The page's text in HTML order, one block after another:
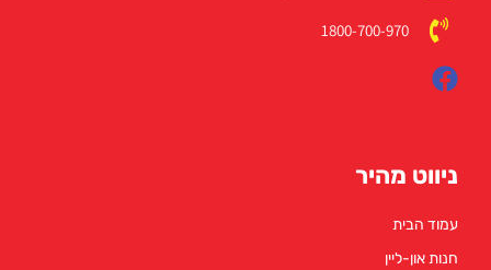
1800-700-970
ניווט מהיר
עמוד הבית
חנות און-ליין